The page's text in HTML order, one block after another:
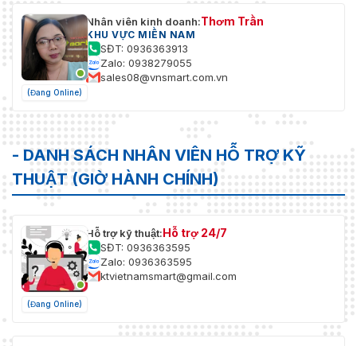
(Đang Online)
Nhân viên kinh doanh:Thơm Trần
KHU VỰC MIỀN NAM
SĐT: 0936363913
Zalo: 0938279055
sales08@vnsmart.com.vn
- DANH SÁCH NHÂN VIÊN HỖ TRỢ KỸ
THUẬT (GIỜ HÀNH CHÍNH)
(Đang Online)
Hỗ trợ kỹ thuật:Hỗ trợ 24/7
SĐT: 0936363595
Zalo: 0936363595
ktvietnamsmart@gmail.com